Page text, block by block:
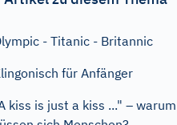
- Titanic - Britannic
für Anfänger
kiss is just a kiss ..." – warum